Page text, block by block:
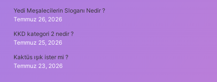
Yedi Meşalecilerin Sloganı Nedir ?
Temmuz 26, 2026
KKD kategori 2 nedir ?
Temmuz 25, 2026
Kaktüs ışık ister mi ?
Temmuz 23, 2026